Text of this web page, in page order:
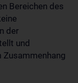
Bereichen des
der
und